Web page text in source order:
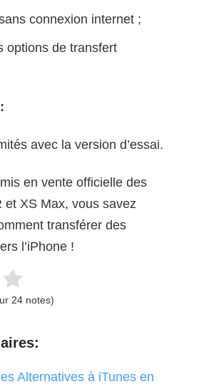
connexion internet ;
options de transfert
avec la version d’essai.
en vente officielle des
et XS Max, vous savez
transférer des
l’iPhone !
24notes)
Alternatives à iTunes en